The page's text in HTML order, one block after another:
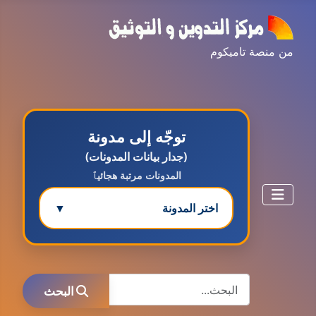
من منصة تاميكوم
توجّه إلى مدونة
(جدار بيانات المدونات)
المدونات مرتبة هجائيٱ
اختر المدونة ▼
البحث
البحث